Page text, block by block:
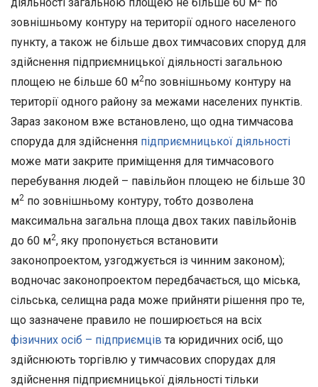
зовнішньому контуру на території одного населеного
пункту, а також не більше двох тимчасових споруд для
здійснення підприємницької діяльності загальною
площею не більше 60 м2по зовнішньому контуру на
території одного району за межами населених пунктів.
Зараз законом вже встановлено, що одна тимчасова
споруда для здійснення підприємницької діяльності
може мати закрите приміщення для тимчасового
перебування людей – павільйон площею не більше 30
м2 по зовнішньому контуру, тобто дозволена
максимальна загальна площа двох таких павільйонів
до 60 м2, яку пропонується встановити
законопроектом, узгоджується із чинним законом);
водночас законопроектом передбачається, що міська,
сільська, селищна рада може прийняти рішення про те,
що зазначене правило не поширюється на всіх
фізичних осіб – підприємців та юридичних осіб, що
здійснюють торгівлю у тимчасових спорудах для
здійснення підприємницької діяльності тільки